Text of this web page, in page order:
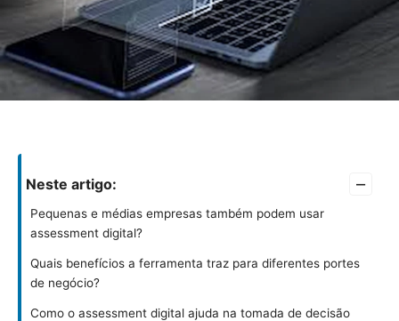
Neste artigo: –
Pequenas e médias empresas também podem usar
assessment digital?
Quais benefícios a ferramenta traz para diferentes portes
de negócio?
Como o assessment digital ajuda na tomada de decisão